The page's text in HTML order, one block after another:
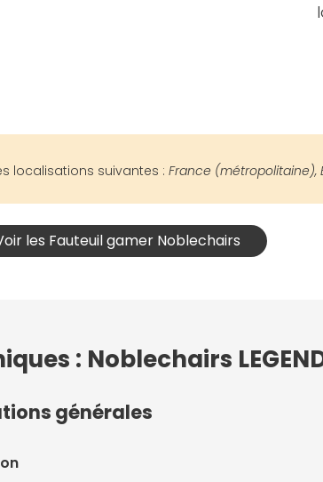
localisations suivantes : France (métropolitaine),
les Fauteuil gamer Noblechairs
: Noblechairs
générales